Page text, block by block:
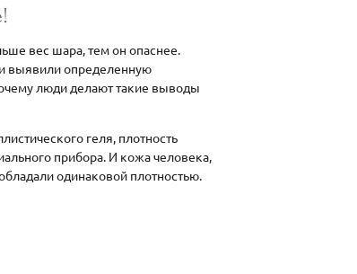
вес шара, тем он опаснее.
выявили определенную
люди делают такие выводы
геля, плотность
прибора. И кожа человека,
одинаковой плотностью.